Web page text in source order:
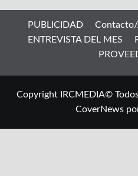
PUBLICIDAD Contacto/
ENTREVISTA DEL MES
Copyright IRCMEDIA©
CoverNews